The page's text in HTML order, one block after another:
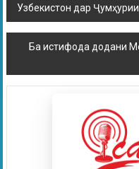
Узбекистон дар Ҷумҳурии
Ба истифода додани